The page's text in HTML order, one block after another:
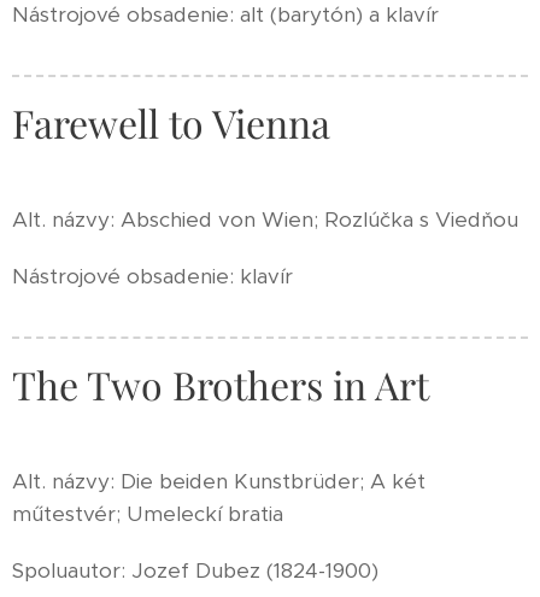
Nástrojové obsadenie: alt (barytón) a klavír
Farewell to Vienna
Alt. názvy: Abschied von Wien; Rozlúčka s Viedňou
Nástrojové obsadenie: klavír
The Two Brothers in Art
Alt. názvy: Die beiden Kunstbrüder; A két
műtestvér; Umeleckí bratia
Spoluautor: Jozef Dubez (1824-1900)